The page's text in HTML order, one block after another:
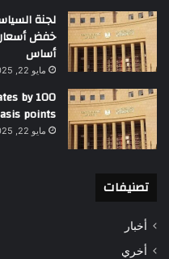
لجنة
أساس
مايو 22, 2025
by 100
points
مايو 22, 2025
تصنيفات
أخبار
أخري